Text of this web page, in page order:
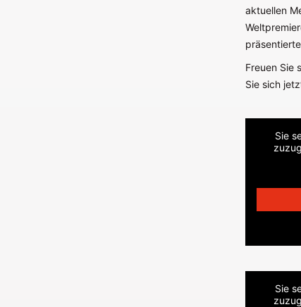
aktuellen
Freuen Sie
Sie sich
Sie
Sie